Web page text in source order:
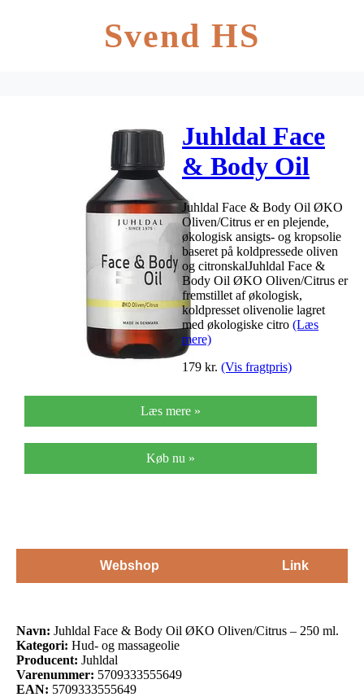
Svend HS
Juhldal Face
& Body Oil
ØKO
Oliven/Citrus
– 250 ml.
Juhldal Face & Body Oil ØKO
Oliven/Citrus er en plejende,
økologisk ansigts- og kropsolie
baseret på koldpressede oliven
og citronskalJuhldal Face &
Body Oil ØKO Oliven/Citrus er
fremstillet af økologisk,
koldpresset olivenolie lagret
med økologiske citro (Læs
mere)
179 kr. (Vis fragtpris)
Læs mere »
Køb nu »
Webshop Link
Navn: Juhldal Face & Body Oil ØKO Oliven/Citrus – 250 ml.
Kategori: Hud- og massageolie
Producent: Juhldal
Varenummer: 5709333555649
EAN: 5709333555649